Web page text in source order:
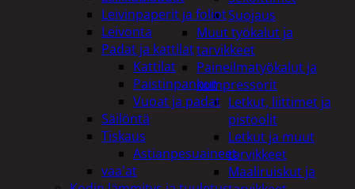
Suojaus
Muut työkalut ja
tarvikkeet
Paineilmatyökalut ja
kompressorit
Letkut, liittimet ja
pistoolit
Letkut ja muut
tarvikkeet
Maaliruiskut ja
Leivinpaperit ja foliot
Leivonta
Padat ja kattilat
Kattilat
Paistinpannut
Vuoat ja padat
Säilöntä
Tiskaus
Astianpesuaineet
vaa'at